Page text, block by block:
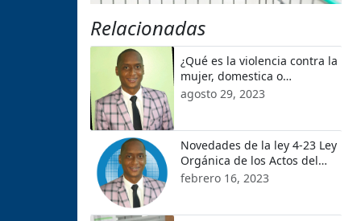
Relacionadas
¿Qué es la violencia contra la
mujer, domestica o
intrafamiliar?
agosto 29, 2023
Novedades de la ley 4-23 Ley
Orgánica de los Actos del
Estado Civil
febrero 16, 2023